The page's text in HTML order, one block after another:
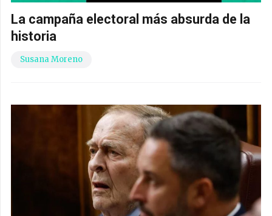
La campaña electoral más absurda de la
historia
Susana Moreno